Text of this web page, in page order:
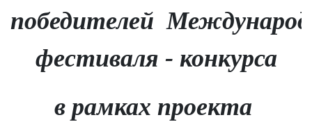
победителей
фестиваля - конкурса
в рамках проекта